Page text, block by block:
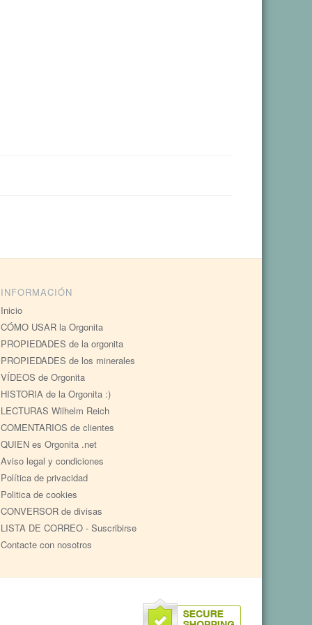
INFORMACIÓN
Inicio
CÓMO USAR la Orgonita
PROPIEDADES de la orgonita
PROPIEDADES de los minerales
VÍDEOS de Orgonita
HISTORIA de la Orgonita :)
LECTURAS Wilhelm Reich
COMENTARIOS de clientes
QUIEN es Orgonita .net
Aviso legal y condiciones
Política de privacidad
Politica de cookies
CONVERSOR de divisas
LISTA DE CORREO - Suscribirse
Contacte con nosotros